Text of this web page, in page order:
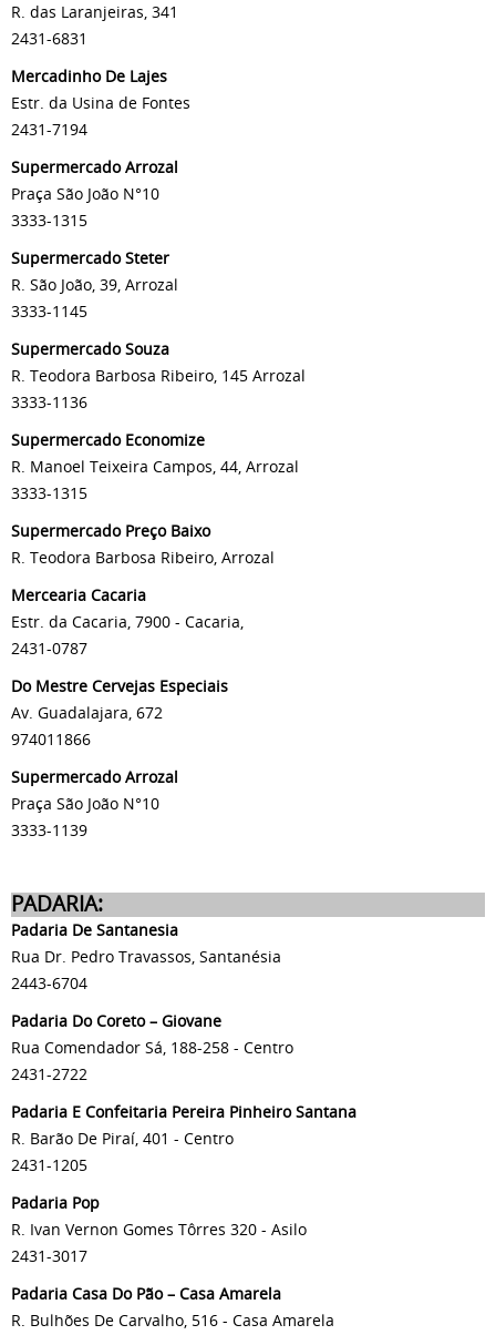
R. das Laranjeiras, 341
2431-6831
Mercadinho De Lajes
Estr. da Usina de Fontes
2431-7194
Supermercado Arrozal
Praça São João N°10
3333-1315
Supermercado Steter
R. São João, 39, Arrozal
3333-1145
Supermercado Souza
R. Teodora Barbosa Ribeiro, 145 Arrozal
3333-1136
Supermercado Economize
R. Manoel Teixeira Campos, 44, Arrozal
3333-1315
Supermercado Preço Baixo
R. Teodora Barbosa Ribeiro, Arrozal
Mercearia Cacaria
Estr. da Cacaria, 7900 - Cacaria,
2431-0787
Do Mestre Cervejas Especiais
Av. Guadalajara, 672
974011866
Supermercado Arrozal
Praça São João N°10
3333-1139
PADARIA:
Padaria De Santanesia
Rua Dr. Pedro Travassos, Santanésia
2443-6704
Padaria Do Coreto – Giovane
Rua Comendador Sá, 188-258 - Centro
2431-2722
Padaria E Confeitaria Pereira Pinheiro Santana
R. Barão De Piraí, 401 - Centro
2431-1205
Padaria Pop
R. Ivan Vernon Gomes Tôrres 320 - Asilo
2431-3017
Padaria Casa Do Pão – Casa Amarela
R. Bulhões De Carvalho, 516 - Casa Amarela